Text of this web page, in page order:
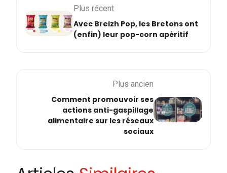
Plus récent
Avec Breizh Pop, les Bretons ont
(enfin) leur pop-corn apéritif
Plus ancien
Comment promouvoir ses
actions anti-gaspillage
alimentaire sur les réseaux
sociaux